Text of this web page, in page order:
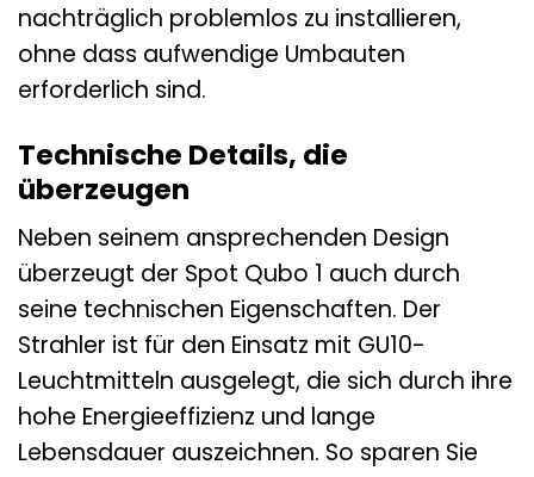
nachträglich problemlos zu installieren,
ohne dass aufwendige Umbauten
erforderlich sind.
Technische Details, die
überzeugen
Neben seinem ansprechenden Design
überzeugt der Spot Qubo 1 auch durch
seine technischen Eigenschaften. Der
Strahler ist für den Einsatz mit GU10-
Leuchtmitteln ausgelegt, die sich durch ihre
hohe Energieeffizienz und lange
Lebensdauer auszeichnen. So sparen Sie